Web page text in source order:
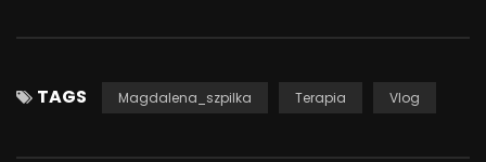
TAGS Magdalena_szpilka Terapia Vlog